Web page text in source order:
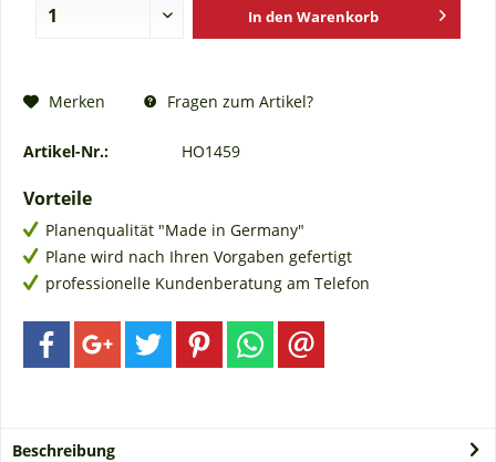
In den Warenkorb
Merken Fragen zum Artikel?
Artikel-Nr.: HO1459
Vorteile
Planenqualität "Made in Germany"
Plane wird nach Ihren Vorgaben gefertigt
professionelle Kundenberatung am Telefon
Beschreibung